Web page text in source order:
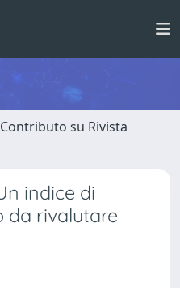
su Rivista
indice di
da rivalutare